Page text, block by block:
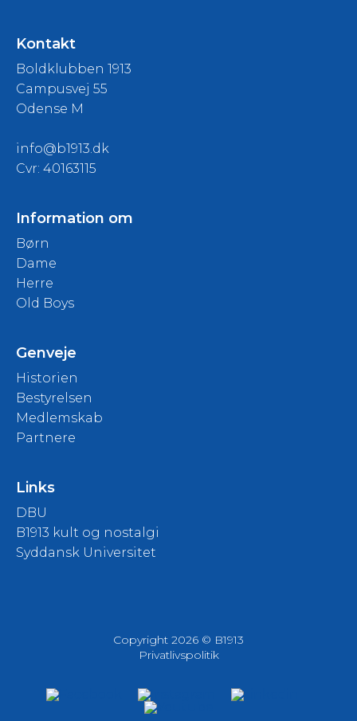
Kontakt
Boldklubben 1913
Campusvej 55
Odense M
info@b1913.dk
Cvr: 40163115
Information om
Børn
Dame
Herre
Old Boys
Genveje
Historien
Bestyrelsen
Medlemskab
Partnere
Links
DBU
B1913 kult og nostalgi
Syddansk Universitet
Copyright 2026 © B1913
Privatlivspolitik